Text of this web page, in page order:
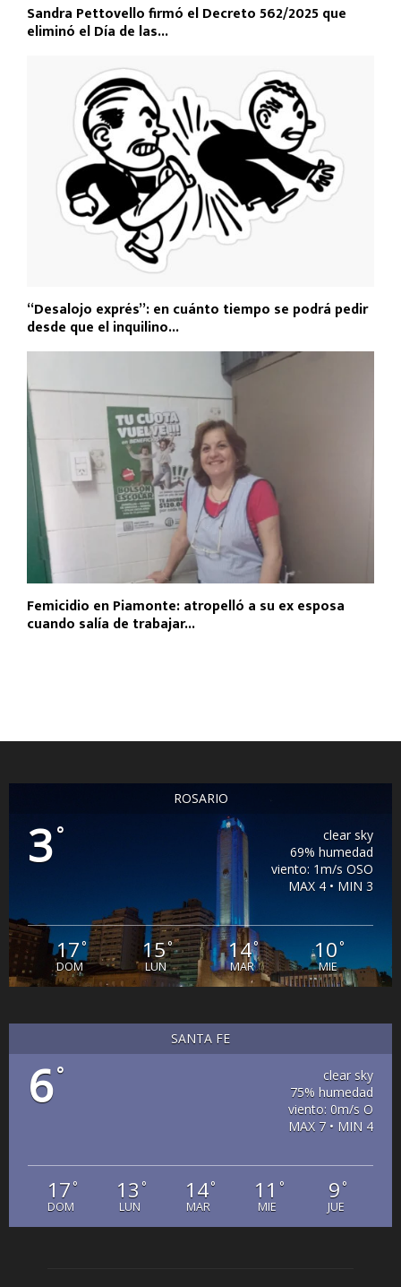
Sandra Pettovello firmó el Decreto 562/2025 que
eliminó el Día de las...
“Desalojo exprés”: en cuánto tiempo se podrá pedir
desde que el inquilino...
Femicidio en Piamonte: atropelló a su ex esposa
cuando salía de trabajar...
ROSARIO
3°
clear sky
69% humedad
viento: 1m/s OSO
MAX 4 • MIN 3
17°
DOM
15°
LUN
14°
MAR
10°
MIE
SANTA FE
6°
clear sky
75% humedad
viento: 0m/s O
MAX 7 • MIN 4
17°
DOM
13 °
LUN
14°
MAR
11 °
MIE
9°
JUE